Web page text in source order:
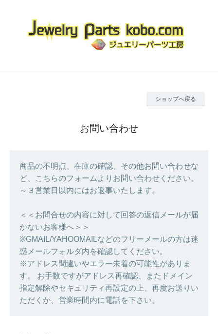
ショップへ戻る
お問い合わせ
商品の不明点、在庫の確認、その他お問い合わせな
ど、こちらのフォームよりお問い合わせください。
～３営業日以内にはお返事いたします。
＜＜お問合せの内容に対して回答の返信メールが届
かないお客様へ＞＞
※GMAIL/YAHOOMAILなどのフリーメールの方は迷
惑メールフォルダ内を確認してください。
※アドレス間違いやエラー未着の可能性がありま
す。 お手数ですがアドレス再確認、またドメイン
指定解除やセキュリティ再設定の上、再度お送りい
ただくか、営業時間内に電話を下さい。